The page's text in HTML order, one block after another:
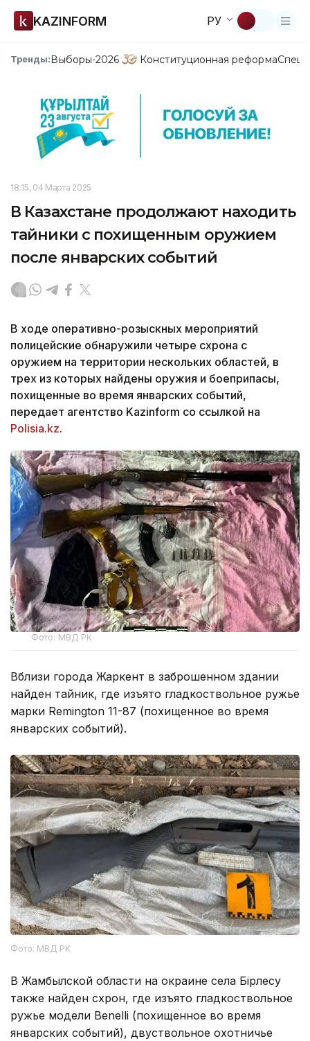
KAZINFORM РУ
Тренды:Выборы-2026 Конституционная реформа
18:15, 04 Марта 2025
В Казахстане продолжают находить
тайники с похищенным оружием
после январских событий
В ходе оперативно-розыскных мероприятий
полицейские обнаружили четыре схрона с
оружием на территории нескольких областей, в
трех из которых найдены оружия и боеприпасы,
похищенные во время январских событий,
передает агентство Kazinform со ссылкой на
Polisia.kz.
Фото: МВД РК
Вблизи города Жаркент в заброшенном здании
найден тайник, где изъято гладкоствольное ружье
марки Remington 11-87 (похищенное во время
январских событий).
Фото: МВД РК
В Жамбылской области на окраине села Бірлесу
также найден схрон, где изъято гладкоствольное
ружье модели Benelli (похищенное во время
январских событий), двуствольное охотничье